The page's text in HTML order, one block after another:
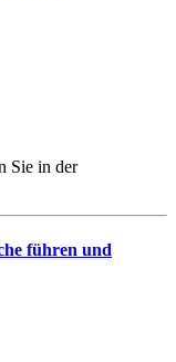
Sie in der
führen und